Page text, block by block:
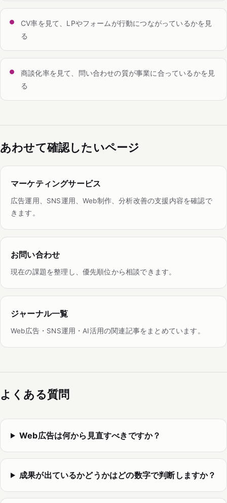
CV率を見て、LPやフォームが行動につながっているかを見
る
商談化率を見て、問い合わせの質が事業に合っているかを見
る
あわせて確認したいページ
マーケティングサービス
広告運用、SNS運用、Web制作、分析改善の支援内容を確認で
きます。
お問い合わせ
現在の課題を整理し、優先順位から相談できます。
ジャーナル一覧
Web広告・SNS運用・AI活用の関連記事をまとめています。
よくある質問
Web広告は何から見直すべきですか？
成果が出ているかどうかはどの数字で判断しますか？